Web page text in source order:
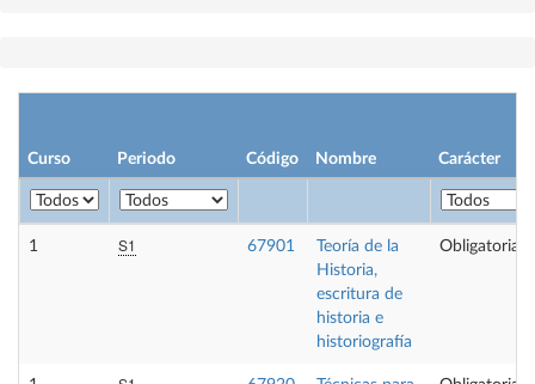
Curso Periodo Código Nombre Carácter
1 S1 67901
Teoría de la
Historia,
escritura de
historia e
historiografía
Obligatoria